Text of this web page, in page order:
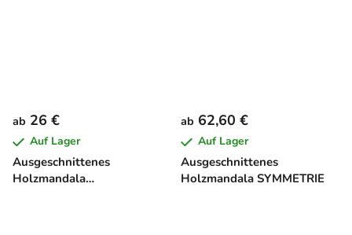
Ausgeschnittenes
Holzmandala
ab 26 €
Auf Lager
Ausgeschnittenes
Holzmandala SYMMETRIE
ab 62,60 €
Auf Lager